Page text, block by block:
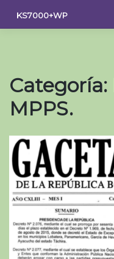
contenido
KS7000+WP
Categoría:
MPPS.